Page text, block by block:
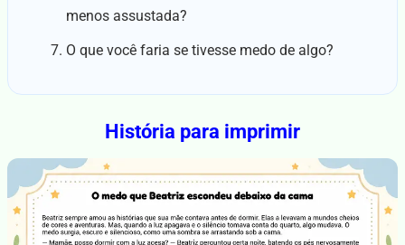
menos assustada?
O que você faria se tivesse medo de algo?
História para imprimir